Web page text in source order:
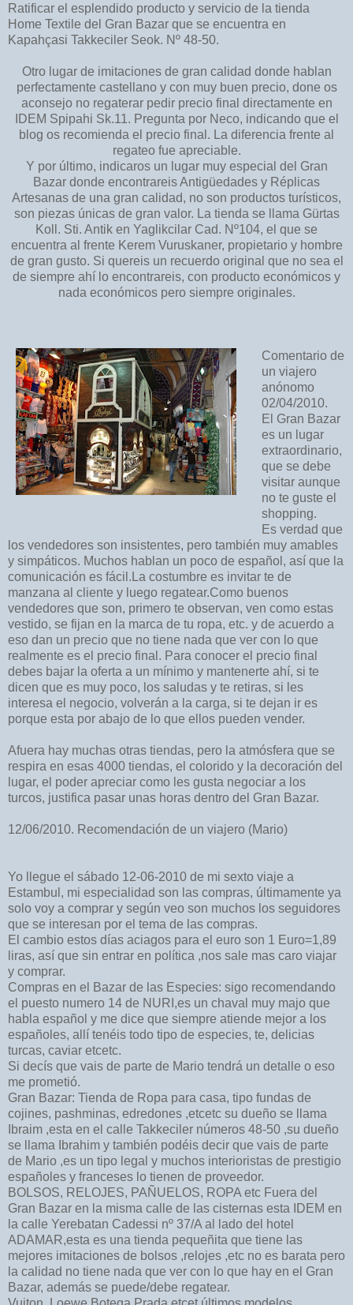
Ratificar el esplendido producto y servicio de la tienda
Home Textile del Gran Bazar que se encuentra en
Kapahçasi Takkeciler Seok. Nº 48-50.
Otro lugar de imitaciones de gran calidad donde hablan
perfectamente castellano y con muy buen precio, done os
aconsejo no regaterar pedir precio final directamente en
IDEM Spipahi Sk.11. Pregunta por Neco, indicando que el
blog os recomienda el precio final. La diferencia frente al
regateo fue apreciable.
Y por último, indicaros un lugar muy especial del Gran
Bazar donde encontrareis Antigüedades y Réplicas
Artesanas de una gran calidad, no son productos turísticos,
son piezas únicas de gran valor. La tienda se llama Gürtas
Koll. Sti. Antik en Yaglikcilar Cad. Nº104, el que se
encuentra al frente Kerem Vuruskaner, propietario y hombre
de gran gusto. Si quereis un recuerdo original que no sea el
de siempre ahí lo encontrareis, con producto económicos y
nada económicos pero siempre originales.
Comentario de
un viajero
anónomo
02/04/2010.
El Gran Bazar
es un lugar
extraordinario,
que se debe
visitar aunque
no te guste el
shopping.
Es verdad que
los vendedores son insistentes, pero también muy amables
y simpáticos. Muchos hablan un poco de español, así que la
comunicación es fácil.La costumbre es invitar te de
manzana al cliente y luego regatear.Como buenos
vendedores que son, primero te observan, ven como estas
vestido, se fijan en la marca de tu ropa, etc. y de acuerdo a
eso dan un precio que no tiene nada que ver con lo que
realmente es el precio final. Para conocer el precio final
debes bajar la oferta a un mínimo y mantenerte ahí, si te
dicen que es muy poco, los saludas y te retiras, si les
interesa el negocio, volverán a la carga, si te dejan ir es
porque esta por abajo de lo que ellos pueden vender.
Afuera hay muchas otras tiendas, pero la atmósfera que se
respira en esas 4000 tiendas, el colorido y la decoración del
lugar, el poder apreciar como les gusta negociar a los
turcos, justifica pasar unas horas dentro del Gran Bazar.
12/06/2010. Recomendación de un viajero (Mario)
Yo llegue el sábado 12-06-2010 de mi sexto viaje a
Estambul, mi especialidad son las compras, últimamente ya
solo voy a comprar y según veo son muchos los seguidores
que se interesan por el tema de las compras.
El cambio estos días aciagos para el euro son 1 Euro=1,89
liras, así que sin entrar en política ,nos sale mas caro viajar
y comprar.
Compras en el Bazar de las Especies: sigo recomendando
el puesto numero 14 de NURI,es un chaval muy majo que
habla español y me dice que siempre atiende mejor a los
españoles, allí tenéis todo tipo de especies, te, delicias
turcas, caviar etcetc.
Si decís que vais de parte de Mario tendrá un detalle o eso
me prometió.
Gran Bazar: Tienda de Ropa para casa, tipo fundas de
cojines, pashminas, edredones ,etcetc su dueño se llama
Ibraim ,esta en el calle Takkeciler números 48-50 ,su dueño
se llama Ibrahim y también podéis decir que vais de parte
de Mario ,es un tipo legal y muchos interioristas de prestigio
españoles y franceses lo tienen de proveedor.
BOLSOS, RELOJES, PAÑUELOS, ROPA etc Fuera del
Gran Bazar en la misma calle de las cisternas esta IDEM en
la calle Yerebatan Cadessi nº 37/A al lado del hotel
ADAMAR,esta es una tienda pequeñita que tiene las
mejores imitaciones de bolsos ,relojes ,etc no es barata pero
la calidad no tiene nada que ver con lo que hay en el Gran
Bazar, además se puede/debe regatear.